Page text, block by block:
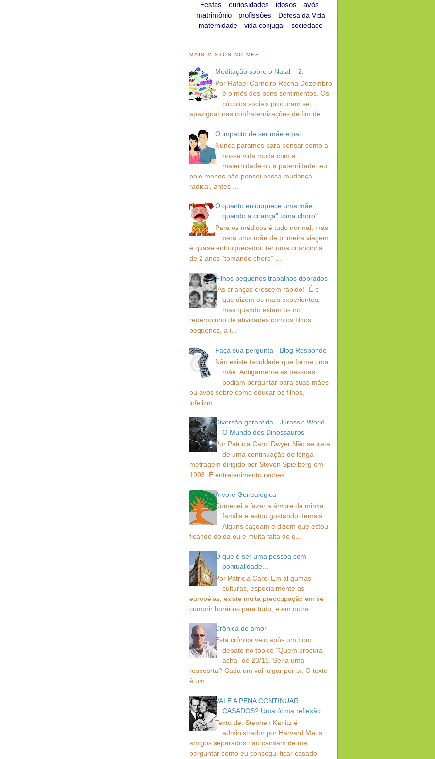
Festas
curiosidades idosos
avós
matrimônio
profissões
Defesa da Vida
maternidade
vida conjugal sociedade
MAIS VISTOS NO MÊS
Meditação sobre o Natal – 2:
Por Rafael Carneiro Rocha Dezembro
é o mês dos bons sentimentos. Os
círculos sociais procuram se
apaziguar nas confraternizações de fim de ...
O impacto de ser mãe e pai
Nunca paramos para pensar como a
nossa vida muda com a
maternidade ou a paternidade, eu
pelo menos não pensei nessa mudança
radical, antes ...
O quanto enlouquece uma mãe
quando a criança" toma choro"
Para os médicos é tudo normal, mas
para uma mãe de primeira viagem
é quase enlouquecedor, ter uma criancinha
de 2 anos “tomando choro” ...
Filhos pequenos trabalhos dobrados
“As crianças crescem rápido!” É o
que dizem os mais experientes,
mas quando estam os no
redemoinho de atividades com os filhos
pequenos, a i...
Faça sua pergunta - Blog Responde
Não existe faculdade que forme uma
mãe. Antigamente as pessoas
podiam perguntar para suas mães
ou avós sobre como educar os filhos,
infelizm...
Diversão garantida - Jurassic World-
O Mundo dos Dinossauros
Por Patricia Carol Dwyer Não se trata
de uma continuação do longa-
metragem dirigido por Steven Spielberg em
1993. É entretenimento rechea...
Árvore Genealógica
Comecei a fazer a árvore da minha
família e estou gostando demais.
Alguns caçoam e dizem que estou
ficando doida ou é muita falta do q...
O que é ser uma pessoa com
pontualidade...
Por Patricia Carol Em al gumas
culturas, especialmente as
européias, existe muita preocupação em se
cumprir horários para tudo, e em outra...
Crônica de amor
Esta crônica veio após um bom
debate no tópico “Quem procura
acha” de 23/10. Seria uma
resposrta? Cada um vai julgar por sí. O texto
é um...
VALE A PENA CONTINUAR
CASADOS? Uma ótima reflexão
Texto de: Stephen Kanitz é
administrador por Harvard Meus
amigos separados não cansam de me
perguntar como eu consegui ficar casado